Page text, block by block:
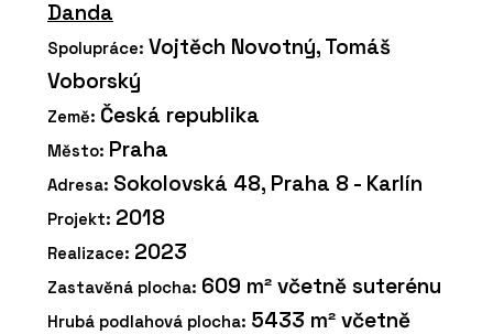
Danda
Spolupráce: Vojtěch Novotný, Tomáš
Voborský
Země: Česká republika
Město: Praha
Adresa: Sokolovská 48, Praha 8 - Karlín
Projekt: 2018
Realizace: 2023
Zastavěná plocha: 609 m² včetně suterénu
Hrubá podlahová plocha: 5433 m² včetně